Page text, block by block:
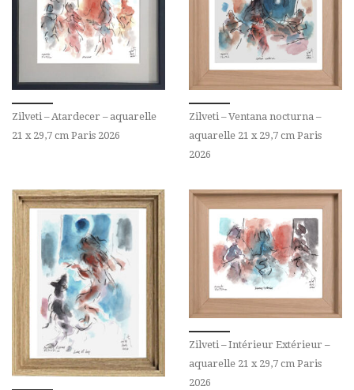
Zilveti – Atardecer – aquarelle
21 x 29,7 cm Paris 2026
Zilveti – Ventana nocturna –
aquarelle 21 x 29,7 cm Paris
2026
Zilveti – Intérieur Extérieur –
aquarelle 21 x 29,7 cm Paris
2026